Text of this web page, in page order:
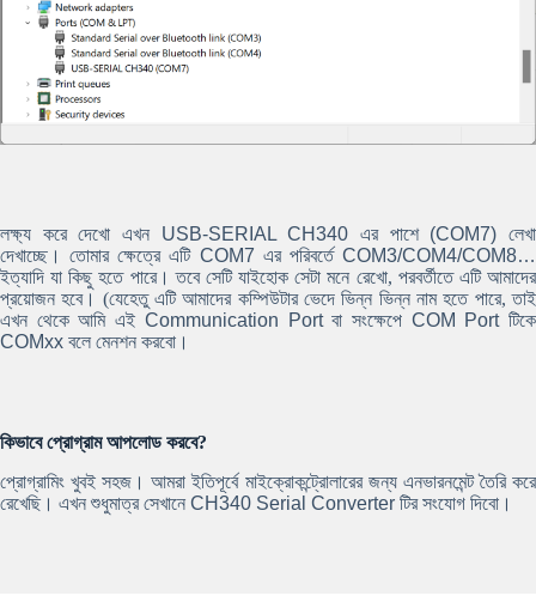
লক্ষ্য করে দেখো এখন USB-SERIAL CH340 এর পাশে (COM7) লেখা
দেখাচ্ছে। তোমার ক্ষেত্রে এটি COM7 এর পরিবর্তেCOM3/COM4/COM8…
ইত্যাদি যা কিছু হতে পারে। তবে সেটি যাইহোক সেটা মনে রেখো, পরবর্তীতে এটি আমাদের
প্রয়োজন হবে। (যেহেতু এটি আমাদের কম্পিউটার ভেদে ভিন্ন ভিন্ন নাম হতে পারে, তাই
এখন থেকে আমি এই Communication Portবা সংক্ষেপে COM Portটিকে
COMxx বলে মেনশন করবো।
কিভাবে প্রোগ্রাম আপলোড করবে?
প্রোগ্রামিং খুবই সহজ। আমরা ইতিপূর্বে মাইক্রোকন্ট্রোলারের জন্য এনভারনমেন্ট তৈরি করে
রেখেছি। এখন শুধুমাত্র সেখানে CH340 Serial Converter টির সংযোগ দিবো।